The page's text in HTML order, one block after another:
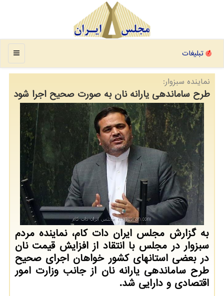
منو تبلیغات
نماینده سبزوار:
طرح ساماندهی یارانه نان به صورت صحیح اجرا شود
به گزارش مجلس ایران دات کام، نماینده مردم
سبزوار در مجلس با انتقاد از افزایش قیمت نان
در بعضی استانهای کشور خواهان اجرای صحیح
طرح ساماندهی یارانه نان از جانب وزارت امور
اقتصادی و دارایی شد.